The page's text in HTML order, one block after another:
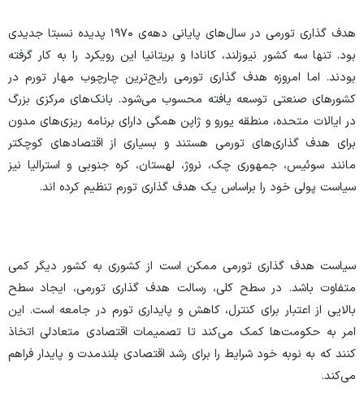
هدف گذاری تورمی در سال‌های پایانی دهه‌ی ۱۹۷۰ پدیده نسبتا جدیدی
بود. تنها سه کشور نیوزلند، کانادا و بریتانیا این رویکرد را به کار گرفته
بودند. اما امروزه هدف گذاری تورمی رایج‌ترین چارچوب مهار تورم در
کشور‌های صنعتی توسعه یافته محسوب می‌شود. بانک‌های مرکزی بزرگ
در ایالات متحده، منطقه یورو و ژاپن همگی دارای برنامه ریزی‌های مدون
برای هدف گذاری‌های تورمی هستند و بسیاری از اقتصاد‌های کوچکتر
مانند سوئیس، جمهوری چک، نروژ، لهستان، کره جنوبی و استرالیا نیز
سیاست پولی خود را براساس یک هدف گذاری تورم تنظیم کرده اند.
سیاست هدف گذاری تورمی ممکن است از کشوری به کشور دیگر کمی
متفاوت باشد. در سطح کلی، رسالت هدف گذاری تورمی، ایجاد سطح
بالایی از اعتبار برای کنترل، کاهش و پایداری تورم در جامعه است. این
امر به حکومت‌ها کمک می‌کند تا تصمیمات اقتصادی متعادلی اتخاذ
کنند که به نوبه خود شرایط را برای رشد اقتصادی بلندمدت و پایدار فراهم
می‌کند.